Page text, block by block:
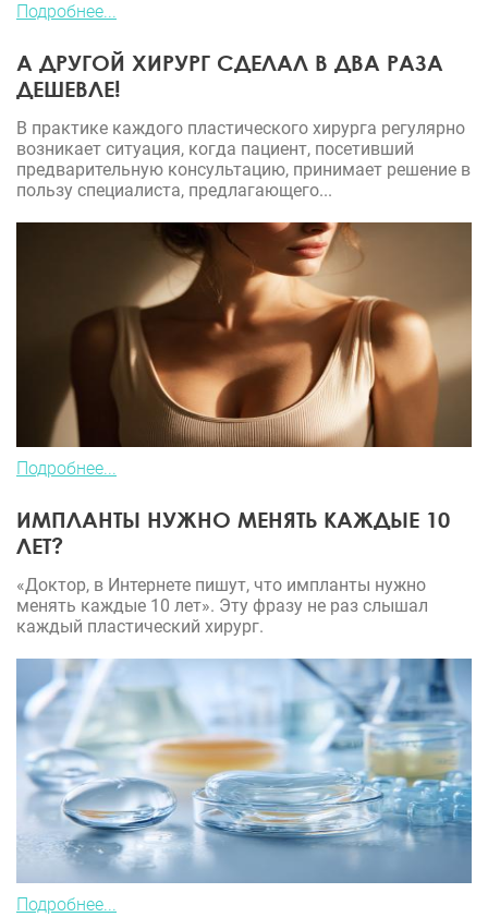
Подробнее...
А ДРУГОЙ ХИРУРГ СДЕЛАЛ В ДВА РАЗА
ДЕШЕВЛЕ!
В практике каждого пластического хирурга регулярно
возникает ситуация, когда пациент, посетивший
предварительную консультацию, принимает решение в
пользу специалиста, предлагающего...
Подробнее...
ИМПЛАНТЫ НУЖНО МЕНЯТЬ КАЖДЫЕ 10
ЛЕТ?
«Доктор, в Интернете пишут, что импланты нужно
менять каждые 10 лет». Эту фразу не раз слышал
каждый пластический хирург.
Подробнее...